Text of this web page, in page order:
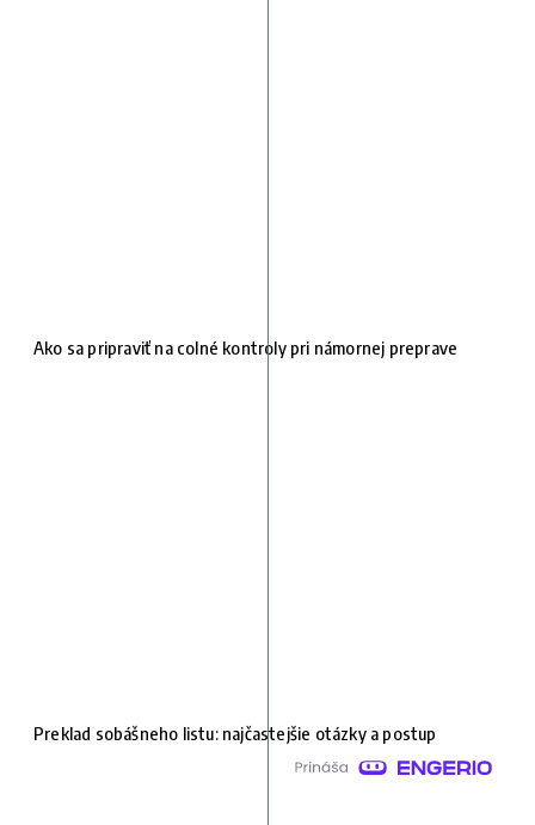
Ako sa pripraviť na colné kontroly pri námornej preprave
Preklad sobášneho listu: najčastejšie otázky a postup